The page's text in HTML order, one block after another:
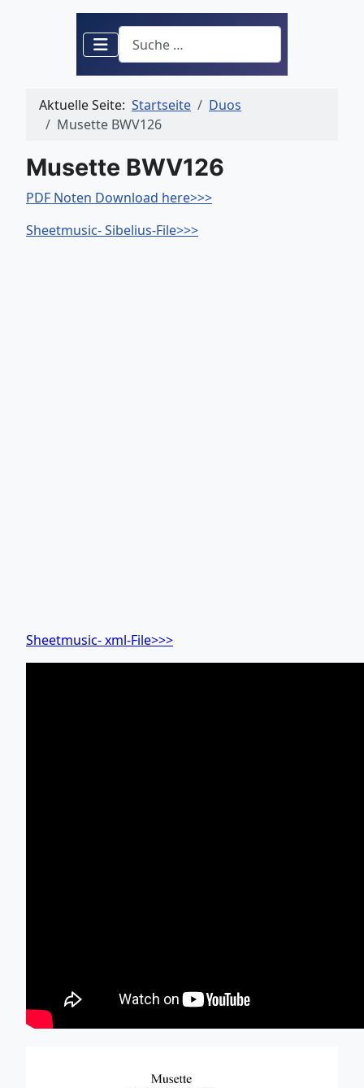
Suchen
Aktuelle Seite: Startseite
Duos
Musette BWV126
Musette BWV126
PDF Noten Download here>>>
Sheetmusic- Sibelius-File>>>
Sheetmusic- xml-File>>>